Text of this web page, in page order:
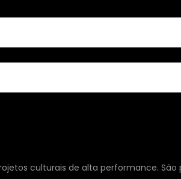
culturais de alta performance. São